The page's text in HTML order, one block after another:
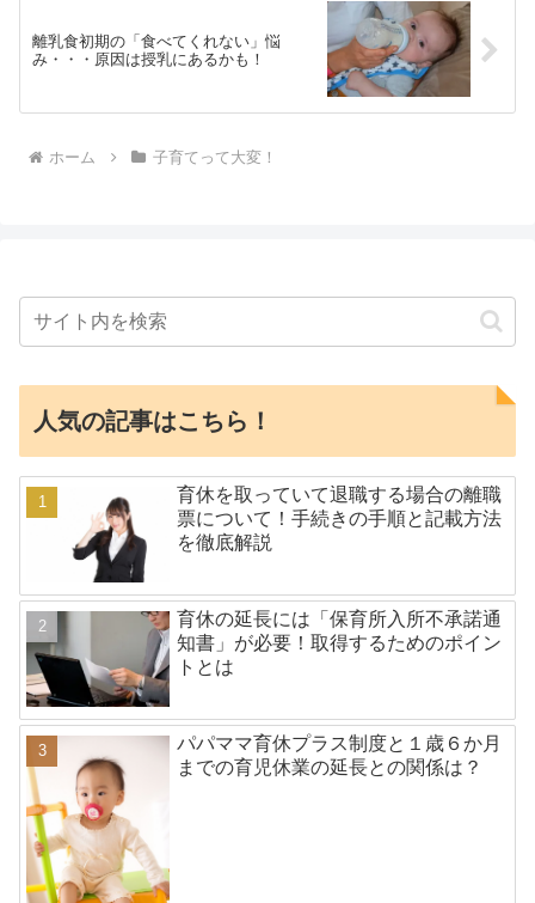
離乳食初期の「食べてくれない」悩
み・・・原因は授乳にあるかも！
ホーム 子育てって大変！
人気の記事はこちら！
育休を取っていて退職する場合の離職
票について！手続きの手順と記載方法
を徹底解説
育休の延長には「保育所入所不承諾通
知書」が必要！取得するためのポイン
トとは
パパママ育休プラス制度と１歳６か月
までの育児休業の延長との関係は？